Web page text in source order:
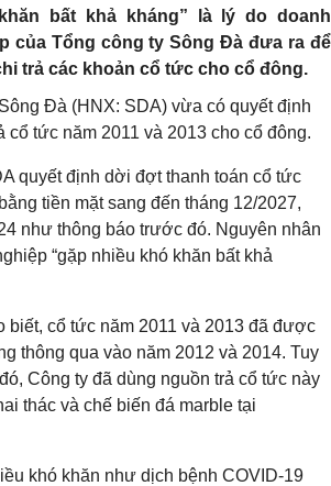
bất khả kháng” là lý do doanh
của Tổng công ty Sông Đà đưa ra để
trả các khoản cổ tức cho cổ đông.
Đà (HNX: SDA) vừa có quyết định
cổ tức năm 2011 và 2013 cho cổ đông.
quyết định dời đợt thanh toán cổ tức
tiền mặt sang đến tháng 12/2027,
như thông báo trước đó. Nguyên nhân
“gặp nhiều khó khăn bất khả
biết, cổ tức năm 2011 và 2013 đã được
thông qua vào năm 2012 và 2014. Tuy
Công ty đã dùng nguồn trả cổ tức này
thác và chế biến đá marble tại
khó khăn như dịch bệnh COVID-19